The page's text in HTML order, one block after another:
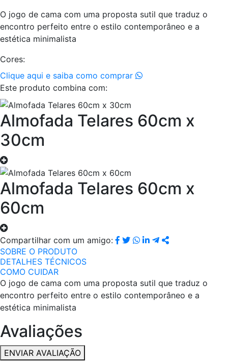
O jogo de cama com uma proposta sutil que traduz o
encontro perfeito entre o estilo contemporâneo e a
estética minimalista
Cores:
Clique aqui e saiba como comprar
Este produto combina com:
Almofada Telares 60cm x
30cm
Almofada Telares 60cm x
60cm
Compartilhar com um amigo:
SOBRE O PRODUTO
DETALHES TÉCNICOS
COMO CUIDAR
O jogo de cama com uma proposta sutil que traduz o
encontro perfeito entre o estilo contemporâneo e a
estética minimalista
Avaliações
ENVIAR AVALIAÇÃO